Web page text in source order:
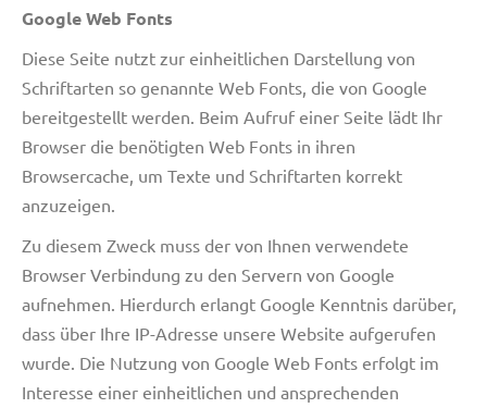
Google Web Fonts
Diese Seite nutzt zur einheitlichen Darstellung von
Schriftarten so genannte Web Fonts, die von Google
bereitgestellt werden. Beim Aufruf einer Seite lädt Ihr
Browser die benötigten Web Fonts in ihren
Browsercache, um Texte und Schriftarten korrekt
anzuzeigen.
Zu diesem Zweck muss der von Ihnen verwendete
Browser Verbindung zu den Servern von Google
aufnehmen. Hierdurch erlangt Google Kenntnis darüber,
dass über Ihre IP-Adresse unsere Website aufgerufen
wurde. Die Nutzung von Google Web Fonts erfolgt im
Interesse einer einheitlichen und ansprechenden